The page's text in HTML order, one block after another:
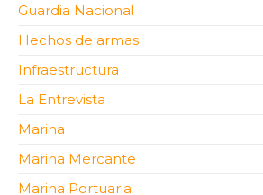
Guardia Nacional
Hechos de armas
Infraestructura
La Entrevista
Marina
Marina Mercante
Marina Portuaria